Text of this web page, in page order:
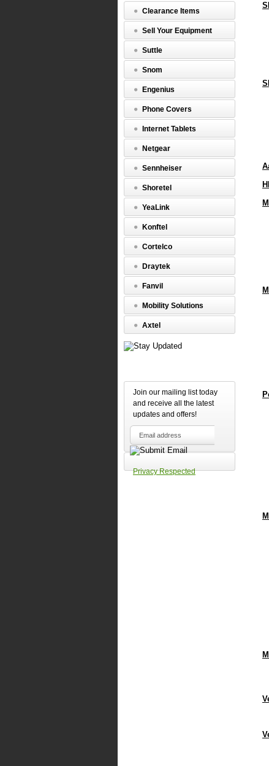
Clearance Items
Sell Your Equipment
Suttle
Snom
Engenius
Phone Covers
Internet Tablets
Netgear
Sennheiser
Shoretel
YeaLink
Konftel
Cortelco
Draytek
Fanvil
Mobility Solutions
Axtel
Join our mailing list today
and receive all the latest
updates and offers!
Privacy Respected